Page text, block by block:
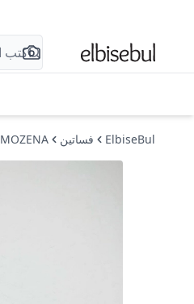
ElbiseBul فساتين MOZENA فساتين